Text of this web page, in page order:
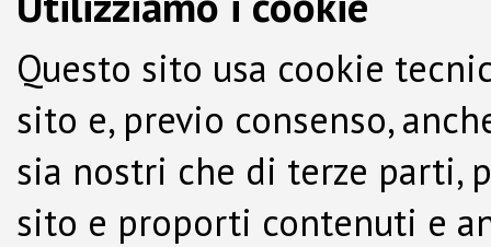
Questo sito usa cookie
sito e, previo consenso,
sia nostri che di terze parti,
sito e proporti contenuti e